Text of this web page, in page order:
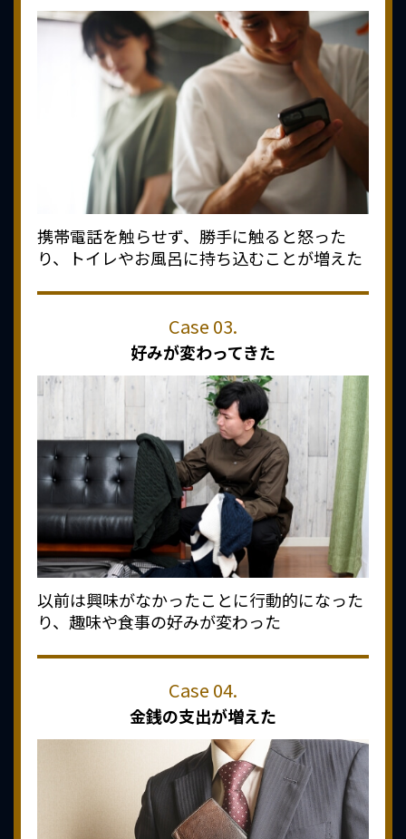
携帯電話を触らせず、勝手に触ると怒った
り、トイレやお風呂に持ち込むことが増えた
好みが変わってきた
以前は興味がなかったことに行動的になった
り、趣味や食事の好みが変わった
金銭の支出が増えた